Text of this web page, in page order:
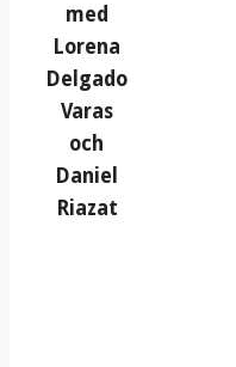
med
Lorena
Delgado
Varas
och
Daniel
Riazat